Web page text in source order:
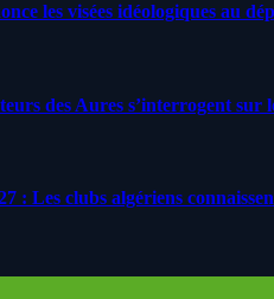
les visées idéologiques au
des Aures s’interrogent
: Les clubs algériens